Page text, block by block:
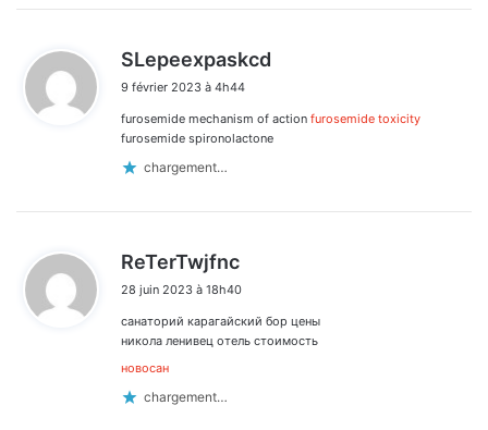
SLepeexpaskcd
:
9 février 2023 à 4h44
furosemide mechanism of action furosemide toxicity
furosemide spironolactone
chargement…
ReTerTwjfnc
t
:
28 juin 2023 à 18h40
санаторий карагайский бор цены
никола ленивец отель стоимость
новосан
chargement…